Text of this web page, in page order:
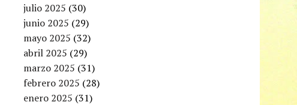
julio 2025 (30)
junio 2025 (29)
mayo 2025 (32)
abril 2025 (29)
marzo 2025 (31)
febrero 2025 (28)
enero 2025 (31)